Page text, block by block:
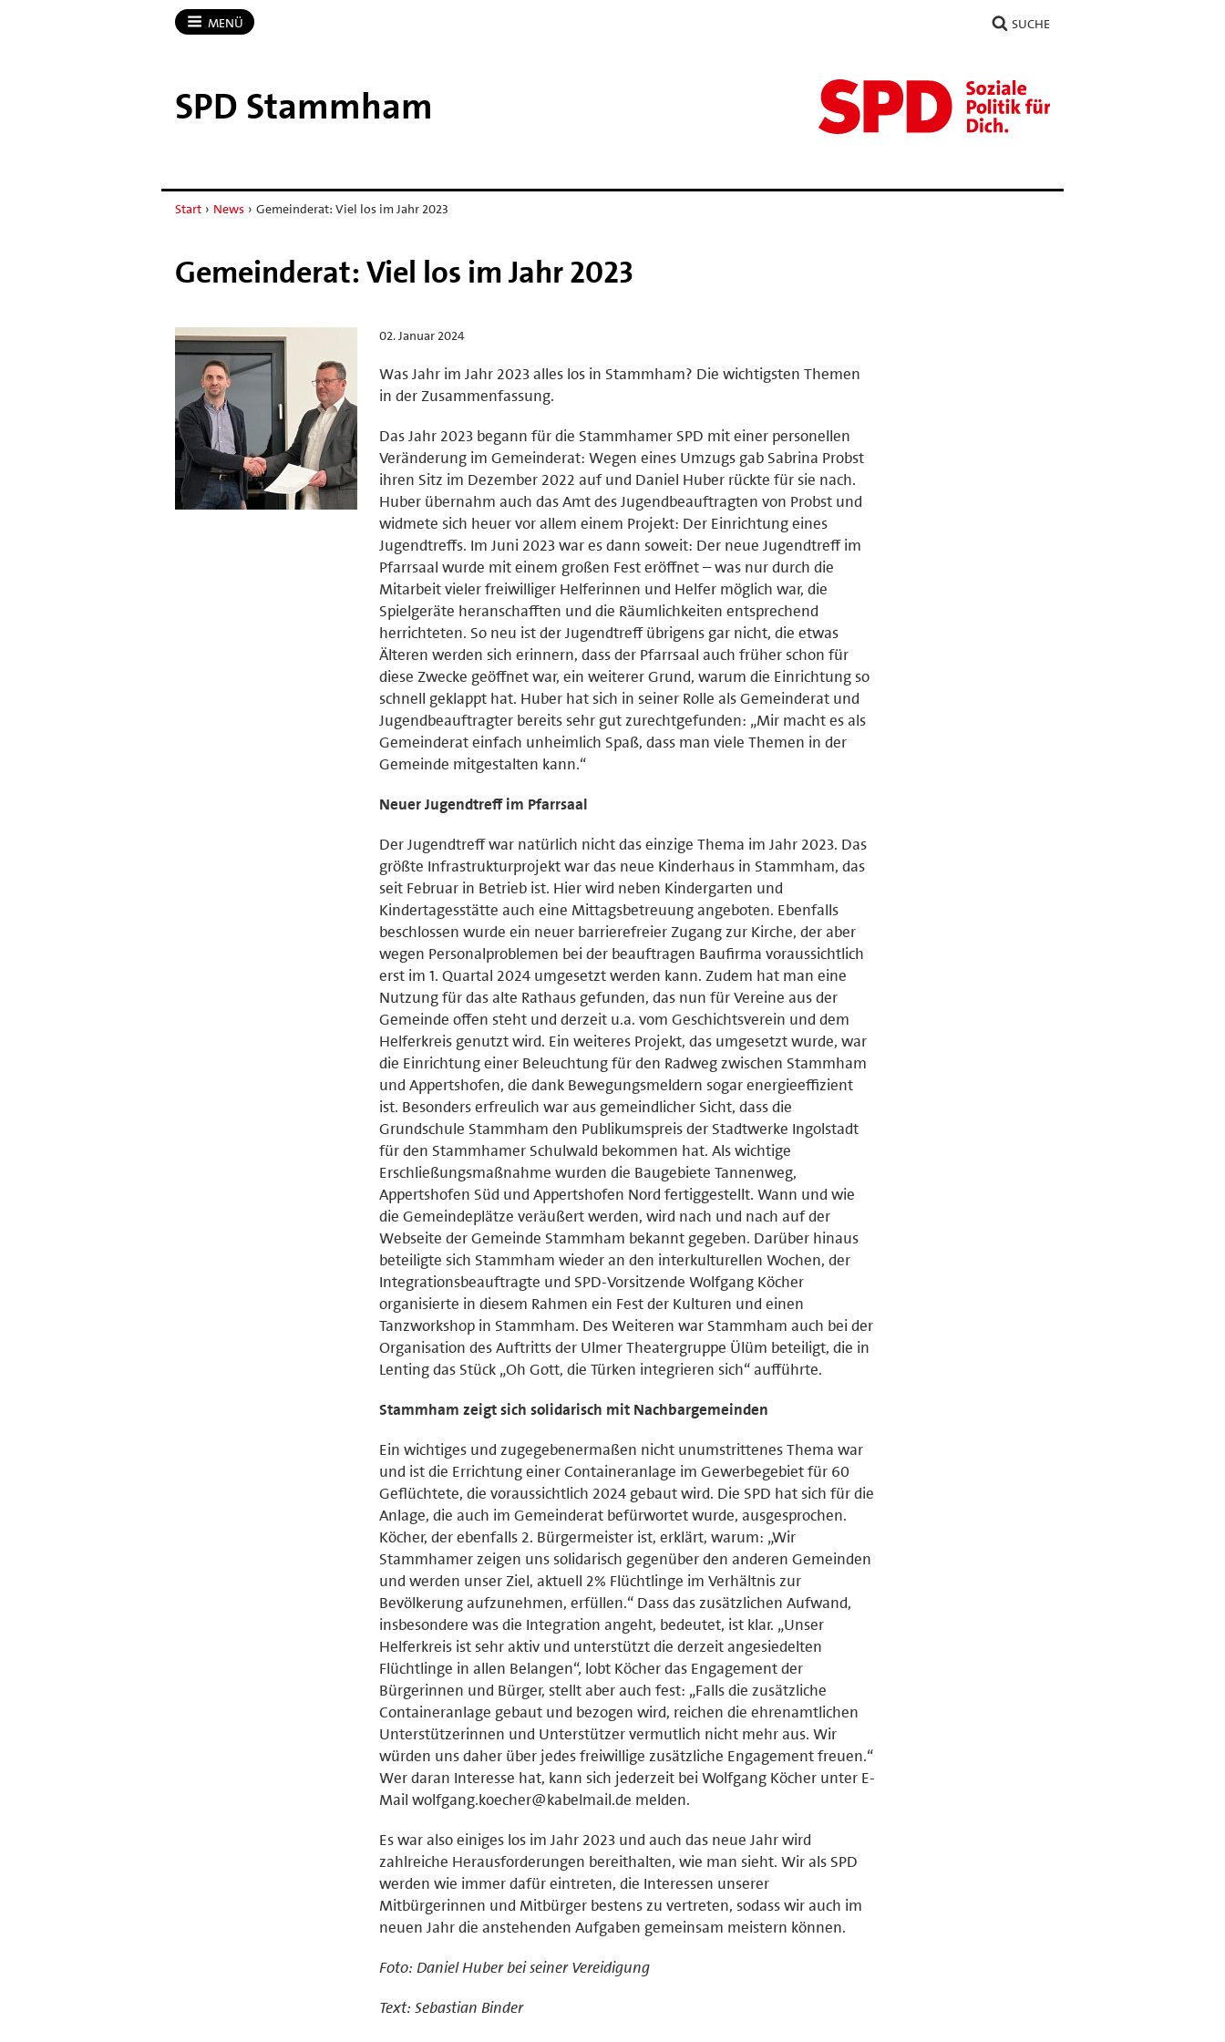
MENÜ SUCHE
SPD Stammham
Start › News › Gemeinderat: Viel los im Jahr 2023
Gemeinderat: Viel los im Jahr 2023
02. Januar 2024
Was Jahr im Jahr 2023 alles los in Stammham? Die wichtigsten Themen
in der Zusammenfassung.
Das Jahr 2023 begann für die Stammhamer SPD mit einer personellen
Veränderung im Gemeinderat: Wegen eines Umzugs gab Sabrina Probst
ihren Sitz im Dezember 2022 auf und Daniel Huber rückte für sie nach.
Huber übernahm auch das Amt des Jugendbeauftragten von Probst und
widmete sich heuer vor allem einem Projekt: Der Einrichtung eines
Jugendtreffs. Im Juni 2023 war es dann soweit: Der neue Jugendtreff im
Pfarrsaal wurde mit einem großen Fest eröffnet – was nur durch die
Mitarbeit vieler freiwilliger Helferinnen und Helfer möglich war, die
Spielgeräte heranschafften und die Räumlichkeiten entsprechend
herrichteten. So neu ist der Jugendtreff übrigens gar nicht, die etwas
Älteren werden sich erinnern, dass der Pfarrsaal auch früher schon für
diese Zwecke geöffnet war, ein weiterer Grund, warum die Einrichtung so
schnell geklappt hat. Huber hat sich in seiner Rolle als Gemeinderat und
Jugendbeauftragter bereits sehr gut zurechtgefunden: „Mir macht es als
Gemeinderat einfach unheimlich Spaß, dass man viele Themen in der
Gemeinde mitgestalten kann.“
Neuer Jugendtreff im Pfarrsaal
Der Jugendtreff war natürlich nicht das einzige Thema im Jahr 2023. Das
größte Infrastrukturprojekt war das neue Kinderhaus in Stammham, das
seit Februar in Betrieb ist. Hier wird neben Kindergarten und
Kindertagesstätte auch eine Mittagsbetreuung angeboten. Ebenfalls
beschlossen wurde ein neuer barrierefreier Zugang zur Kirche, der aber
wegen Personalproblemen bei der beauftragen Baufirma voraussichtlich
erst im 1. Quartal 2024 umgesetzt werden kann. Zudem hat man eine
Nutzung für das alte Rathaus gefunden, das nun für Vereine aus der
Gemeinde offen steht und derzeit u.a. vom Geschichtsverein und dem
Helferkreis genutzt wird. Ein weiteres Projekt, das umgesetzt wurde, war
die Einrichtung einer Beleuchtung für den Radweg zwischen Stammham
und Appertshofen, die dank Bewegungsmeldern sogar energieeffizient
ist. Besonders erfreulich war aus gemeindlicher Sicht, dass die
Grundschule Stammham den Publikumspreis der Stadtwerke Ingolstadt
für den Stammhamer Schulwald bekommen hat. Als wichtige
Erschließungsmaßnahme wurden die Baugebiete Tannenweg,
Appertshofen Süd und Appertshofen Nord fertiggestellt. Wann und wie
die Gemeindeplätze veräußert werden, wird nach und nach auf der
Webseite der Gemeinde Stammham bekannt gegeben. Darüber hinaus
beteiligte sich Stammham wieder an den interkulturellen Wochen, der
Integrationsbeauftragte und SPD-Vorsitzende Wolfgang Köcher
organisierte in diesem Rahmen ein Fest der Kulturen und einen
Tanzworkshop in Stammham. Des Weiteren war Stammham auch bei der
Organisation des Auftritts der Ulmer Theatergruppe Ülüm beteiligt, die in
Lenting das Stück „Oh Gott, die Türken integrieren sich“ aufführte.
Stammham zeigt sich solidarisch mit Nachbargemeinden
Ein wichtiges und zugegebenermaßen nicht unumstrittenes Thema war
und ist die Errichtung einer Containeranlage im Gewerbegebiet für 60
Geflüchtete, die voraussichtlich 2024 gebaut wird. Die SPD hat sich für die
Anlage, die auch im Gemeinderat befürwortet wurde, ausgesprochen.
Köcher, der ebenfalls 2. Bürgermeister ist, erklärt, warum: „Wir
Stammhamer zeigen uns solidarisch gegenüber den anderen Gemeinden
und werden unser Ziel, aktuell 2% Flüchtlinge im Verhältnis zur
Bevölkerung aufzunehmen, erfüllen.“ Dass das zusätzlichen Aufwand,
insbesondere was die Integration angeht, bedeutet, ist klar. „Unser
Helferkreis ist sehr aktiv und unterstützt die derzeit angesiedelten
Flüchtlinge in allen Belangen“, lobt Köcher das Engagement der
Bürgerinnen und Bürger, stellt aber auch fest: „Falls die zusätzliche
Containeranlage gebaut und bezogen wird, reichen die ehrenamtlichen
Unterstützerinnen und Unterstützer vermutlich nicht mehr aus. Wir
würden uns daher über jedes freiwillige zusätzliche Engagement freuen.“
Wer daran Interesse hat, kann sich jederzeit bei Wolfgang Köcher unter E-
Mail wolfgang.koecher@kabelmail.de melden.
Es war also einiges los im Jahr 2023 und auch das neue Jahr wird
zahlreiche Herausforderungen bereithalten, wie man sieht. Wir als SPD
werden wie immer dafür eintreten, die Interessen unserer
Mitbürgerinnen und Mitbürger bestens zu vertreten, sodass wir auch im
neuen Jahr die anstehenden Aufgaben gemeinsam meistern können.
Foto: Daniel Huber bei seiner Vereidigung
Text: Sebastian Binder